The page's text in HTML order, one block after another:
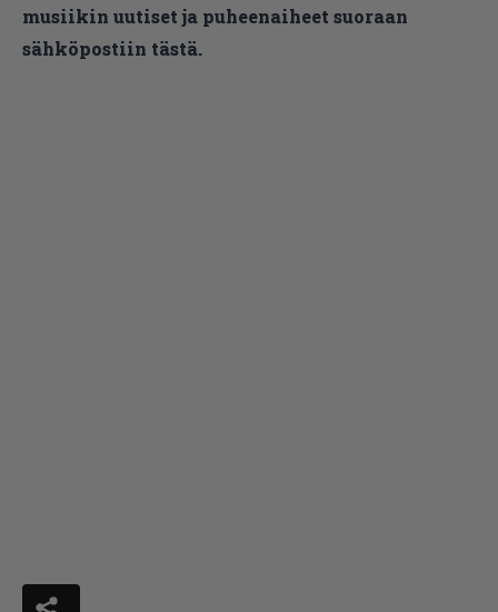
musiikin uutiset ja puheenaiheet suoraan
sähköpostiin tästä.